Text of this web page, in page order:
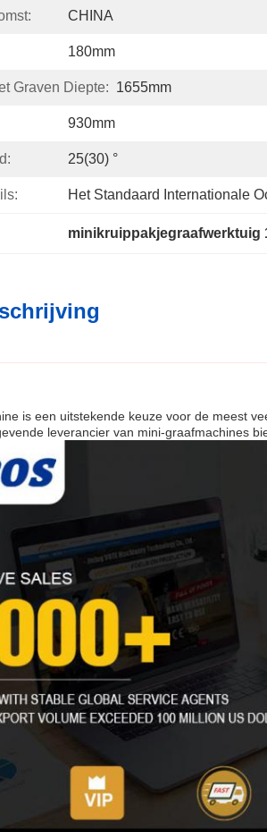
CHINA
180mm
Graven Diepte: 1655mm
930mm
25(30) °
Het Standaard Internationale
minikruippakjegraafwerktuig
is een uitstekende keuze voor de meest
leverancier van mini-graafmachines